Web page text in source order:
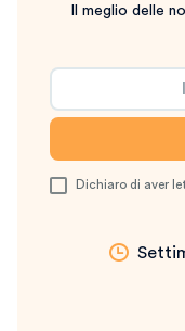
Il meglio delle
Dichiaro di aver